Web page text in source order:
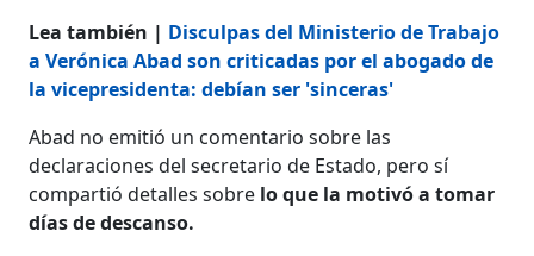
Lea también | Disculpas del Ministerio de Trabajo
a Verónica Abad son criticadas por el abogado de
la vicepresidenta: debían ser 'sinceras'
Abad no emitió un comentario sobre las
declaraciones del secretario de Estado, pero sí
compartió detalles sobre lo que la motivó a tomar
días de descanso.